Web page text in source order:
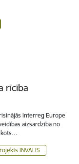
rīcība
Interreg Europe
aizsardzība no
INVALIS